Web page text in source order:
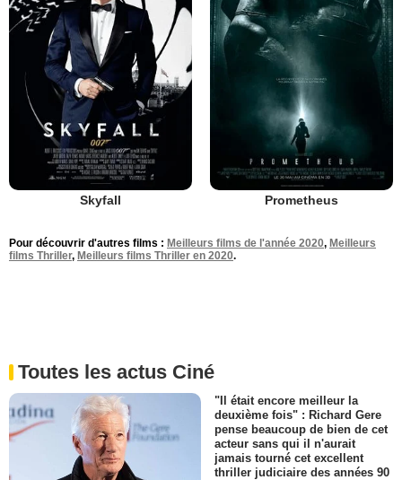
Skyfall Prometheus
Pour découvrir d'autres films : Meilleurs films de l'année 2020, Meilleurs
films Thriller, Meilleurs films Thriller en 2020.
Toutes les actus Ciné
"Il était encore meilleur la
deuxième fois" : Richard Gere
pense beaucoup de bien de cet
acteur sans qui il n'aurait
jamais tourné cet excellent
thriller judiciaire des années 90